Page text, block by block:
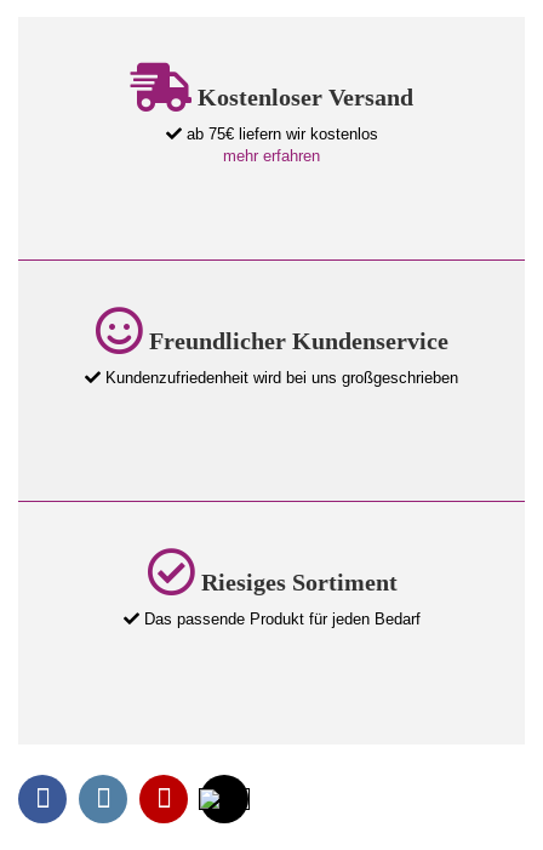
Kostenloser Versand
ab 75€ liefern wir kostenlos
mehr erfahren
Freundlicher Kundenservice
Kundenzufriedenheit wird bei uns großgeschrieben
Riesiges Sortiment
Das passende Produkt für jeden Bedarf